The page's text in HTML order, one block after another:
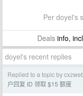
Per doyel's
Dealsinfo,
doyel's recent replies
Replied to a topic by
户回复 ID 领取 $15 额度